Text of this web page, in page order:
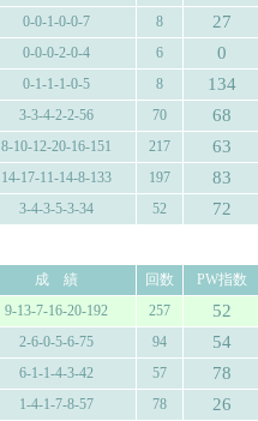
0-0-1-0-0-7 8 27
0-0-0-2-0-4 6 0
0-1-1-1-0-5 8 134
3-3-4-2-2-56 70 68
8-10-12-20-16-151 217 63
14-17-11-14-8-133 197 83
3-4-3-5-3-34 52 72
成 績 回数
PW指数
9-13-7-16-20-192 257 52
2-6-0-5-6-75 94 54
6-1-1-4-3-42 57 78
1-4-1-7-8-57 78 26